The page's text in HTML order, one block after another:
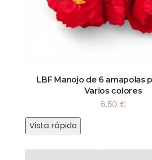
LBF Manojo de 6 amapolas
Varios colores
6,50 €
Vista rápida